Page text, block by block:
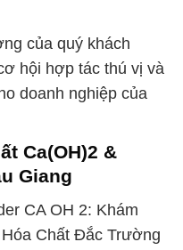
của quý khách
hội hợp tác thú vị và
doanh nghiệp của
Ca(OH)2 &
Giang
CA OH 2: Khám
Chất Đắc Trường